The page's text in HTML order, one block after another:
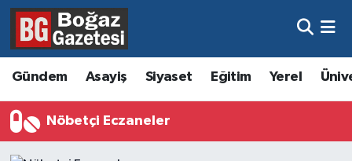
Gündem Asayiş Siyaset Eğitim Yerel
Nöbetçi Eczaneler
Asayiş
Eğitim
Ekonomi
Hava Durumu
Trafik Durumu
Süper Lig Puan Durumu ve Fikstür